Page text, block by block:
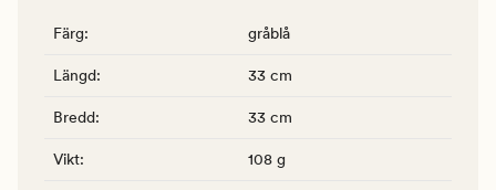
Färg: gråblå
Längd: 33 cm
Bredd: 33 cm
Vikt: 108 g